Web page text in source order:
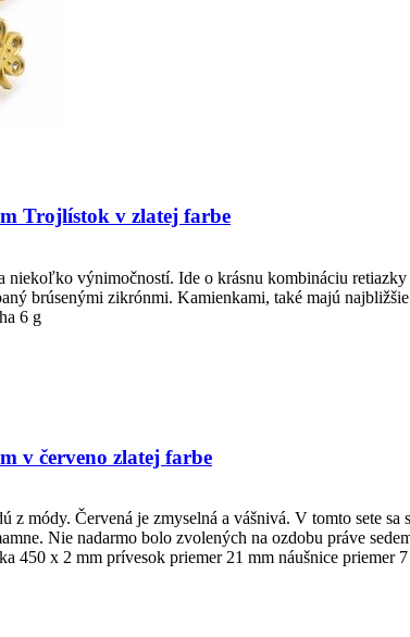
Trojlístok v zlatej farbe
niekoľko výnimočností. Ide o krásnu kombináciu
brúsenými zikrónmi. Kamienkami, také majú
6 g
v červeno zlatej farbe
módy. Červená je zmyselná a vášnivá. V tomto sete
Nie nadarmo bolo zvolených na ozdobu práve
450 x 2 mm prívesok priemer 21 mm náušnice priemer